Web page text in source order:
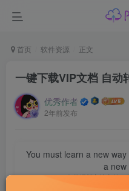
首页 软件资源 正文
一键下载VIP文档 自动
优秀作者
2年前发布
You must learn a new
a new
在掌握新方法之前，